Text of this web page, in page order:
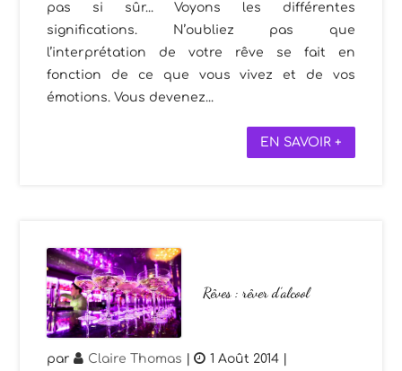
pas si sûr... Voyons les différentes
significations. N’oubliez pas que
l’interprétation de votre rêve se fait en
fonction de ce que vous vivez et de vos
émotions. Vous devenez...
EN SAVOIR +
Rêves : rêver d’alcool
par Claire Thomas | 1 Août 2014